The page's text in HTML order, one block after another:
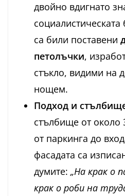
двойно вдигнато
са били поставени
петолъчки,
стъкло, видими на
нощем.
Подход и
стълбище от около
от паркинга до
фасадата са
думите: „На крак о
крак о роби на